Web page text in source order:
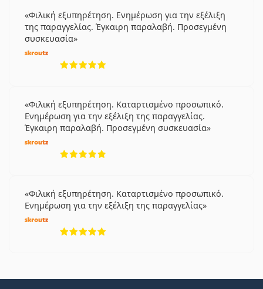
Φιλική εξυπηρέτηση. Ενημέρωση για την εξέλιξη
της παραγγελίας. Έγκαιρη παραλαβή. Προσεγμένη
συσκευασία
Φιλική εξυπηρέτηση. Καταρτισμένο προσωπικό.
Ενημέρωση για την εξέλιξη της παραγγελίας.
Έγκαιρη παραλαβή. Προσεγμένη συσκευασία
Φιλική εξυπηρέτηση. Καταρτισμένο προσωπικό.
Ενημέρωση για την εξέλιξη της παραγγελίας